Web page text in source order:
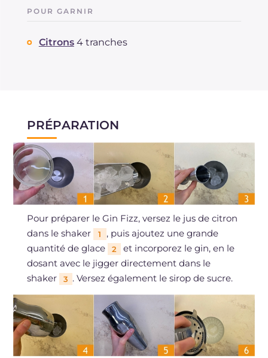
POUR GARNIR
Citrons 4 tranches
PRÉPARATION
Pour préparer le Gin Fizz, versez le jus de citron
dans le shaker
1
, puis ajoutez une grande
quantité de glace
2
et incorporez le gin, en le
dosant avec le jigger directement dans le
shaker
3 . Versez également le sirop de sucre.